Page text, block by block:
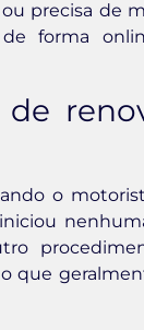
ou precisa de
forma
o
que